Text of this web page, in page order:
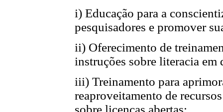
i) Educação para a
pesquisadores e promover
ii) Oferecimento de
instruções sobre literacia em
iii) Treinamento para
reaproveitamento de